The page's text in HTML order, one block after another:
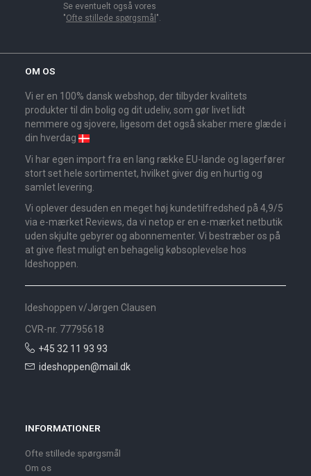
Se eventuelt også vores
"Ofte stillede spørgsmål ".
OM OS
Vi er en 100% dansk webshop, der tilbyder kvalitets
produkter til din bolig og dit udeliv, som gør livet lidt
nemmere og sjovere, ligesom det også skaber mere glæde i
din hverdag
Vi har egen import fra en lang række EU-lande og lagerfører
stort set hele sortimentet, hvilket giver dig en hurtig og
samlet levering.
Vi oplever desuden en meget høj kundetilfredshed på 4,9/5
via e-mærket Reviews, da vi netop er en e-mærket netbutik
uden skjulte gebyrer og abonnementer. Vi bestræber os på
at give flest muligt en behagelig købsoplevelse hos
Ideshoppen.
Ideshoppen v/Jørgen Clausen
CVR-nr. 77795618
+45 32 11 93 93
ideshoppen@mail.dk
INFORMATIONER
Ofte stillede spørgsmål
Om os